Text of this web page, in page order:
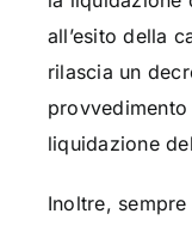
all’esito della
rilascia un
liquidazione
Inoltre,